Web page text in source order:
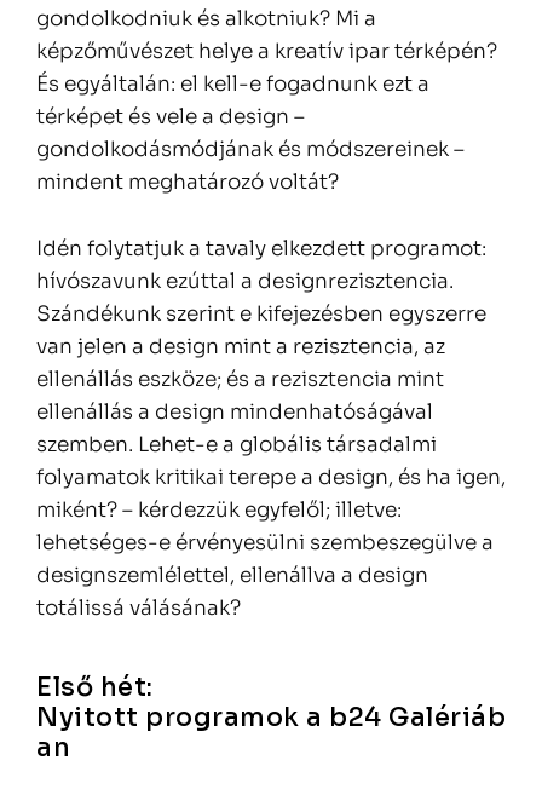
gondolkodniuk és alkotniuk? Mi a
képzőművészet helye a kreatív ipar térképén?
És egyáltalán: el kell-e fogadnunk ezt a
térképet és vele a design –
gondolkodásmódjának és módszereinek –
mindent meghatározó voltát?
Idén folytatjuk a tavaly elkezdett programot:
hívószavunk ezúttal a designrezisztencia.
Szándékunk szerint e kifejezésben egyszerre
van jelen a design mint a rezisztencia, az
ellenállás eszköze; és a rezisztencia mint
ellenállás a design mindenhatóságával
szemben. Lehet-e a globális társadalmi
folyamatok kritikai terepe a design, és ha igen,
miként? – kérdezzük egyfelől; illetve:
lehetséges-e érvényesülni szembeszegülve a
designszemlélettel, ellenállva a design
totálissá válásának?
Első hét:
Nyitott programok a b24 Galériáb
an